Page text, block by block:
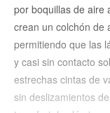
por boquillas de aire
crean un colchón de
permitiendo que las
y casi sin contacto
estrechas cintas de
sin deslizamientos